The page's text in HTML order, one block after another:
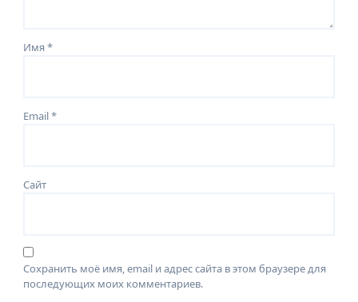
Имя*
Email*
Сайт
Сохранить моё имя, email и адрес сайта в этом браузере для
последующих моих комментариев.